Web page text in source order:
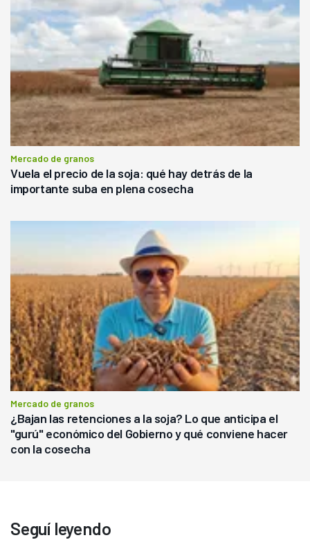
Mercado de granos
Vuela el precio de la soja: qué hay detrás de la
importante suba en plena cosecha
Mercado de granos
¿Bajan las retenciones a la soja? Lo que anticipa el
"gurú" económico del Gobierno y qué conviene hacer
con la cosecha
Seguí leyendo